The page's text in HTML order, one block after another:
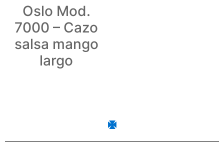
Oslo Mod.
7000 – Cazo
salsa mango
largo